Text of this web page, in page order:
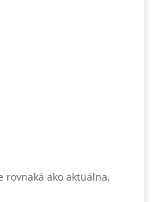
rovnaká ako aktuálna.